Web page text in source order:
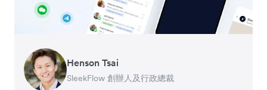
Henson Tsai
SleekFlow 創辦人及行政總裁
Tomy Wu
MyiCellar 共同創辦人